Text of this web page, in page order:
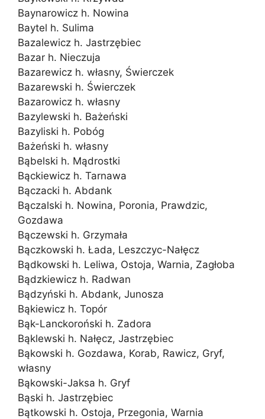
Baynarowicz h. Nowina
Baytel h. Sulima
Bazalewicz h. Jastrzębiec
Bazar h. Nieczuja
Bazarewicz h. własny, Świerczek
Bazarewski h. Świerczek
Bazarowicz h. własny
Bazylewski h. Bażeński
Bazyliski h. Pobóg
Bażeński h. własny
Bąbelski h. Mądrostki
Bąckiewicz h. Tarnawa
Bączacki h. Abdank
Bączalski h. Nowina, Poronia, Prawdzic,
Gozdawa
Bączewski h. Grzymała
Bączkowski h. Łada, Leszczyc-Nałęcz
Bądkowski h. Leliwa, Ostoja, Warnia, Zagłoba
Bądzkiewicz h. Radwan
Bądzyński h. Abdank, Junosza
Bąkiewicz h. Topór
Bąk-Lanckoroński h. Zadora
Bąklewski h. Nałęcz, Jastrzębiec
Bąkowski h. Gozdawa, Korab, Rawicz, Gryf,
własny
Bąkowski-Jaksa h. Gryf
Bąski h. Jastrzębiec
Bątkowski h. Ostoja, Przegonia, Warnia